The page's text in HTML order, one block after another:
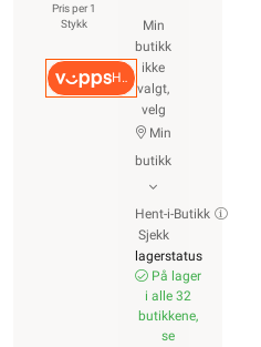
Pris per 1
Stykk
Hurtigkasse
Min
butikk
ikke
valgt,
velg
Min
butikk
Hent-i-Butikk
Sjekk
lagerstatus
På lager
i alle 32
butikkene,
se